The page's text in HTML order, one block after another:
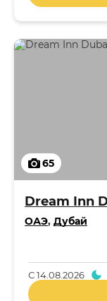
65
ОАЭ, Дубай
С14.08.2026